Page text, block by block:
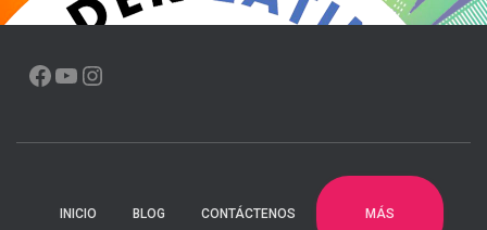
FACEBOOK YOUTUBE
INICIO BLOG CONTÁCTENOS MÁS